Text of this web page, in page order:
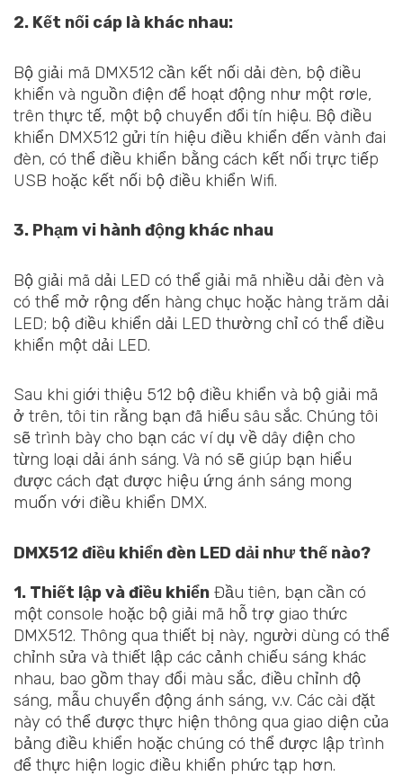
2. Kết nối cáp là khác nhau:
Bộ giải mã DMX512 cần kết nối dải đèn, bộ điều
khiển và nguồn điện để hoạt động như một rơle,
trên thực tế, một bộ chuyển đổi tín hiệu. Bộ điều
khiển DMX512 gửi tín hiệu điều khiển đến vành đai
đèn, có thể điều khiển bằng cách kết nối trực tiếp
USB hoặc kết nối bộ điều khiển Wifi.
3. Phạm vi hành động khác nhau
Bộ giải mã dải LED có thể giải mã nhiều dải đèn và
có thể mở rộng đến hàng chục hoặc hàng trăm dải
LED; bộ điều khiển dải LED thường chỉ có thể điều
khiển một dải LED.
Sau khi giới thiệu 512 bộ điều khiển và bộ giải mã
ở trên, tôi tin rằng bạn đã hiểu sâu sắc. Chúng tôi
sẽ trình bày cho bạn các ví dụ về dây điện cho
từng loại dải ánh sáng. Và nó sẽ giúp bạn hiểu
được cách đạt được hiệu ứng ánh sáng mong
muốn với điều khiển DMX.
DMX512 điều khiển đèn LED dải như thế nào?
1. Thiết lập và điều khiển Đầu tiên, bạn cần có
một console hoặc bộ giải mã hỗ trợ giao thức
DMX512. Thông qua thiết bị này, người dùng có thể
chỉnh sửa và thiết lập các cảnh chiếu sáng khác
nhau, bao gồm thay đổi màu sắc, điều chỉnh độ
sáng, mẫu chuyển động ánh sáng, v.v. Các cài đặt
này có thể được thực hiện thông qua giao diện của
bảng điều khiển hoặc chúng có thể được lập trình
để thực hiện logic điều khiển phức tạp hơn.